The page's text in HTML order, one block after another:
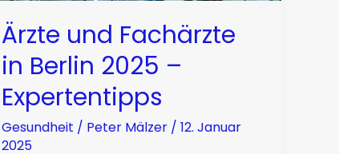
Ärzte und Fachärzte
in Berlin 2025 –
Expertentipps
Gesundheit / Peter Mälzer / 12. Januar
2025